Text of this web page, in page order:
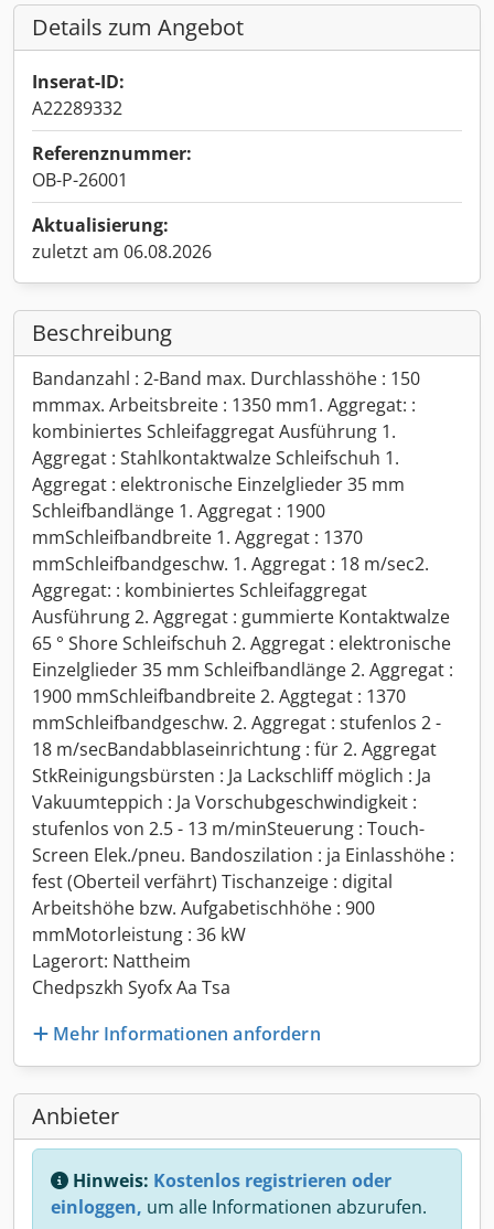
Details zum Angebot
Inserat-ID:
A22289332
Referenznummer:
OB-P-26001
Aktualisierung:
zuletzt am 06.08.2026
Beschreibung
Bandanzahl : 2-Band max. Durchlasshöhe : 150
mmmax. Arbeitsbreite : 1350 mm1. Aggregat: :
kombiniertes Schleifaggregat Ausführung 1.
Aggregat : Stahlkontaktwalze Schleifschuh 1.
Aggregat : elektronische Einzelglieder 35 mm
Schleifbandlänge 1. Aggregat : 1900
mmSchleifbandbreite 1. Aggregat : 1370
mmSchleifbandgeschw. 1. Aggregat : 18 m/sec2.
Aggregat: : kombiniertes Schleifaggregat
Ausführung 2. Aggregat : gummierte Kontaktwalze
65 ° Shore Schleifschuh 2. Aggregat : elektronische
Einzelglieder 35 mm Schleifbandlänge 2. Aggregat :
1900 mmSchleifbandbreite 2. Aggtegat : 1370
mmSchleifbandgeschw. 2. Aggregat : stufenlos 2 -
18 m/secBandabblaseinrichtung : für 2. Aggregat
StkReinigungsbürsten : Ja Lackschliff möglich : Ja
Vakuumteppich : Ja Vorschubgeschwindigkeit :
stufenlos von 2.5 - 13 m/minSteuerung : Touch-
Screen Elek./pneu. Bandoszilation : ja Einlasshöhe :
fest (Oberteil verfährt) Tischanzeige : digital
Arbeitshöhe bzw. Aufgabetischhöhe : 900
mmMotorleistung : 36 kW
Lagerort: Nattheim
Chedpszkh Syofx Aa Tsa
Mehr Informationen anfordern
Anbieter
Hinweis: Kostenlos registrieren oder
einloggen, um alle Informationen abzurufen.